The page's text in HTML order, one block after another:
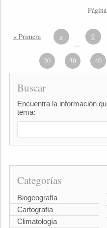
« Primera «
...
9
20
30 40
Buscar
Encuentra la información
tema:
Categorías
Biogeografía
Cartografía
Climatología